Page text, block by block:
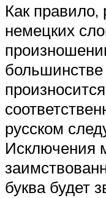
Как правило,
немецких
большинстве
русском
Исключения
буква будет